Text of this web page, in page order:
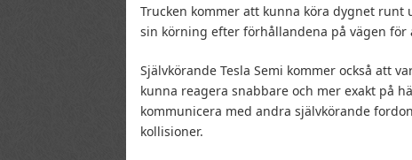
Trucken kommer att kunna köra dygnet runt
sin körning efter förhållandena på vägen
Självkörande Tesla Semi kommer också att
kunna reagera snabbare och mer exakt på
kommunicera med andra självkörande
kollisioner.